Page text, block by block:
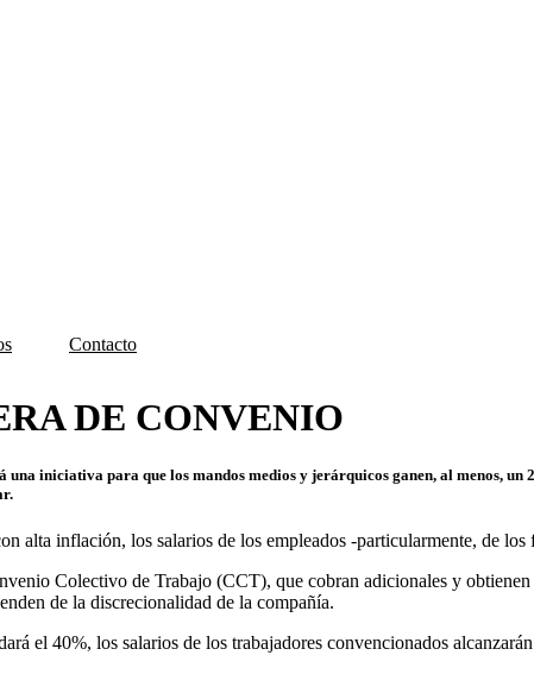
Contacto
DE CONVENIO
iniciativa para que los mandos medios y jerárquicos ganen, al menos, un
alta inflación, los salarios de los empleados -particularmente, de los
Colectivo de Trabajo (CCT), que cobran adicionales y
de la discrecionalidad de la compañía.
el 40%, los salarios de los trabajadores convencionados